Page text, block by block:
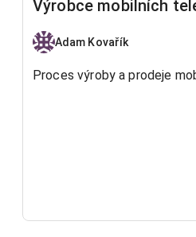
Výrobce mobilních
Adam Kovařík
Proces výroby a prodeje